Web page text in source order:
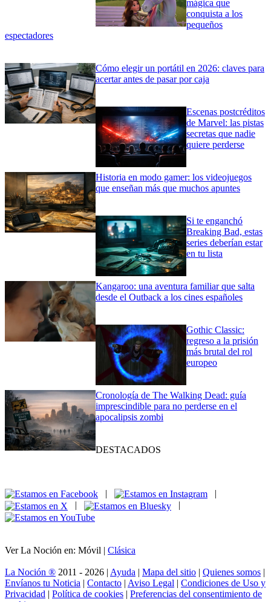
mágica que
conquista a los
pequeños
espectadores
Cómo elegir un portátil en 2026: claves para
acertar antes de pasar por caja
Escenas postcréditos
de Marvel: las pistas
secretas que nadie
quiere perderse
Historia en modo gamer: los videojuegos
que enseñan más que muchos apuntes
Si te enganchó
Breaking Bad, estas
series deberían estar
en tu lista
Kangaroo: una aventura familiar que salta
desde el Outback a los cines españoles
Gothic Classic:
regreso a la prisión
más brutal del rol
europeo
Cronología de The Walking Dead: guía
imprescindible para no perderse en el
apocalipsis zombi
DESTACADOS
|
|
Ver La Noción en: Móvil | Clásica
La Noción ® 2011 - 2026 | Ayuda | Mapa del sitio | Quienes somos |
Envíanos tu Noticia | Contacto | Aviso Legal | Condiciones de Uso y
Privacidad | Política de cookies | Preferencias del consentimiento de